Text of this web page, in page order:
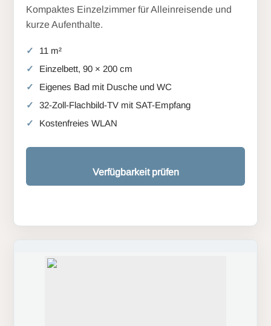
Kompaktes Einzelzimmer für Alleinreisende und
kurze Aufenthalte.
11 m²
Einzelbett, 90 × 200 cm
Eigenes Bad mit Dusche und WC
32-Zoll-Flachbild-TV mit SAT-Empfang
Kostenfreies WLAN
Verfügbarkeit prüfen